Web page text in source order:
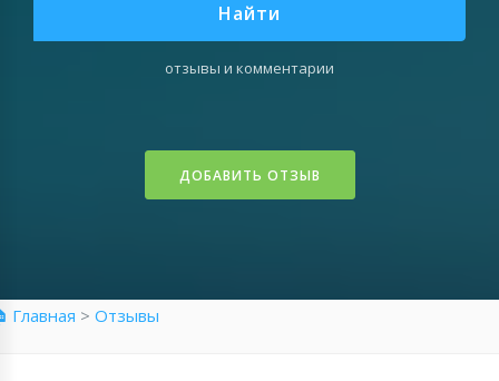
Найти
отзывы и комментарии
ДОБАВИТЬ ОТЗЫВ
Главная > Отзывы